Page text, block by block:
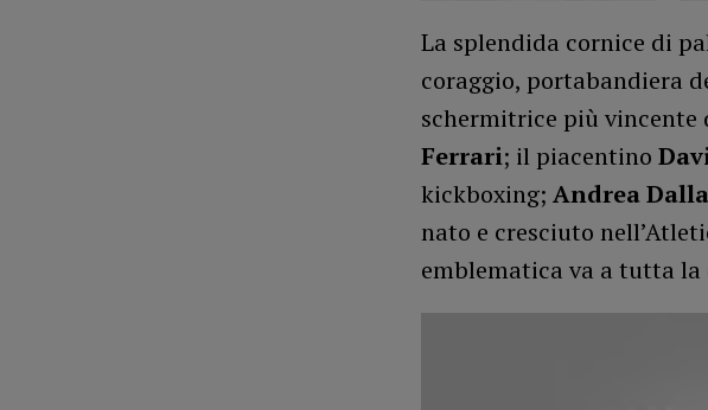
La splendida cornice di
coraggio, portabandiera
schermitrice più vincente
Ferrari; il piacentino
kickboxing; Andrea
nato e cresciuto
emblematica va a tutta